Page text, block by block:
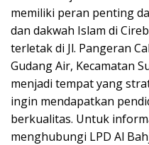
memiliki peran penting
dan dakwah Islam di
terletak di Jl. Pangeran
Gudang Air, Kecamatan
menjadi tempat yang
ingin mendapatkan
berkualitas. Untuk
menghubungi LPD Al